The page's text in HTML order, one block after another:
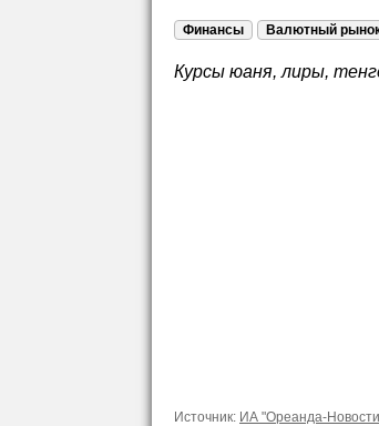
Финансы Валютный
Курсы юаня, лиры,
Источник: ИА "Ореанда-